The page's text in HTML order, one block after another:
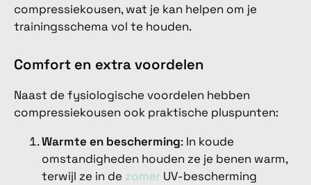
compressiekousen, wat je kan helpen om je
trainingsschema vol te houden.
Comfort en extra voordelen
Naast de fysiologische voordelen hebben
compressiekousen ook praktische pluspunten:
Warmte en bescherming: In koude
omstandigheden houden ze je benen warm,
terwijl ze in de zomer UV-bescherming